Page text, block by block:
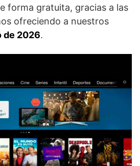
forma gratuita, gracias a las
ofreciendo a nuestros
de 2026.